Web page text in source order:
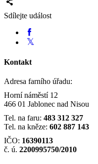
Sdílejte událost
Kontakt
Adresa farního úřadu:
Horní náměstí 12
466 01 Jablonec nad Nisou
Tel. na faru: 483 312 327
Tel. na kněze: 602 887 143
IČO: 16390113
č. ú. 2200995750/2010